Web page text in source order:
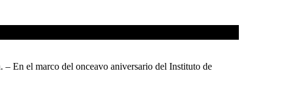
el marco del onceavo aniversario del Instituto de